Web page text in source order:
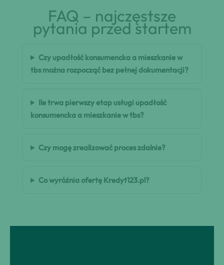
FAQ – najczęstsze
pytania przed startem
Czy upadłość konsumencka a mieszkanie w
tbs można rozpocząć bez pełnej dokumentacji?
Ile trwa pierwszy etap usługi upadłość
konsumencka a mieszkanie w tbs?
Czy mogę zrealizować proces zdalnie?
Co wyróżnia ofertę Kredyt123.pl?